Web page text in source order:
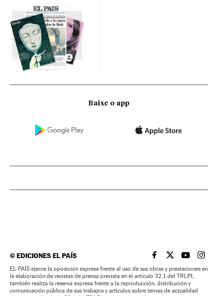
Baixe o app
©EDICIONES EL PAÍS EL PAÍS BRASIL EN
EL PAÍSEL PAÍS
EL
EL PAÍS ejerce la oposición expresa frente al uso de sus obras y prestaciones en
la elaboración de revistas de prensa prevista en el artículo 32.1 del TRLPI;
también realiza la reserva expresa frente a la reproducción, distribución y
comunicación pública de sus trabajos y artículos sobre temas de actualidad